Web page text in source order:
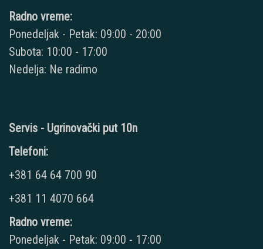
Radno vreme:
Ponedeljak - Petak: 09:00 - 20:00
Subota: 10:00 - 17:00
Nedelja: Ne radimo
Servis - Ugrinovački put 10n
Telefoni:
+381 64 64 700 90
+381 11 4070 664
Radno vreme:
Ponedeljak - Petak: 09:00 - 17:00